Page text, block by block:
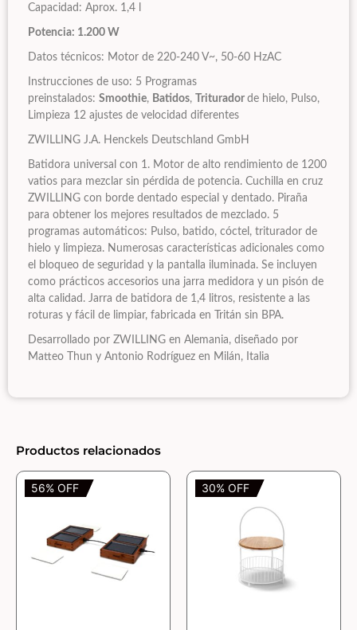
Capacidad: Aprox. 1,4 l
Potencia: 1.200 W
Datos técnicos: Motor de 220-240 V~, 50-60 HzAC
Instrucciones de uso: 5 Programas
preinstalados: Smoothie, Batidos, Triturador de hielo, Pulso,
Limpieza 12 ajustes de velocidad diferentes
ZWILLING J.A. Henckels Deutschland GmbH
Batidora universal con 1. Motor de alto rendimiento de 1200
vatios para mezclar sin pérdida de potencia. Cuchilla en cruz
ZWILLING con borde dentado especial y dentado. Piraña
para obtener los mejores resultados de mezclado. 5
programas automáticos: Pulso, batido, cóctel, triturador de
hielo y limpieza. Numerosas características adicionales como
el bloqueo de seguridad y la pantalla iluminada. Se incluyen
como prácticos accesorios una jarra medidora y un pisón de
alta calidad. Jarra de batidora de 1,4 litros, resistente a las
roturas y fácil de limpiar, fabricada en Tritán sin BPA.
Desarrollado por ZWILLING en Alemania, diseñado por
Matteo Thun y Antonio Rodríguez en Milán, Italia
Productos relacionados
56% OFF 30% OFF